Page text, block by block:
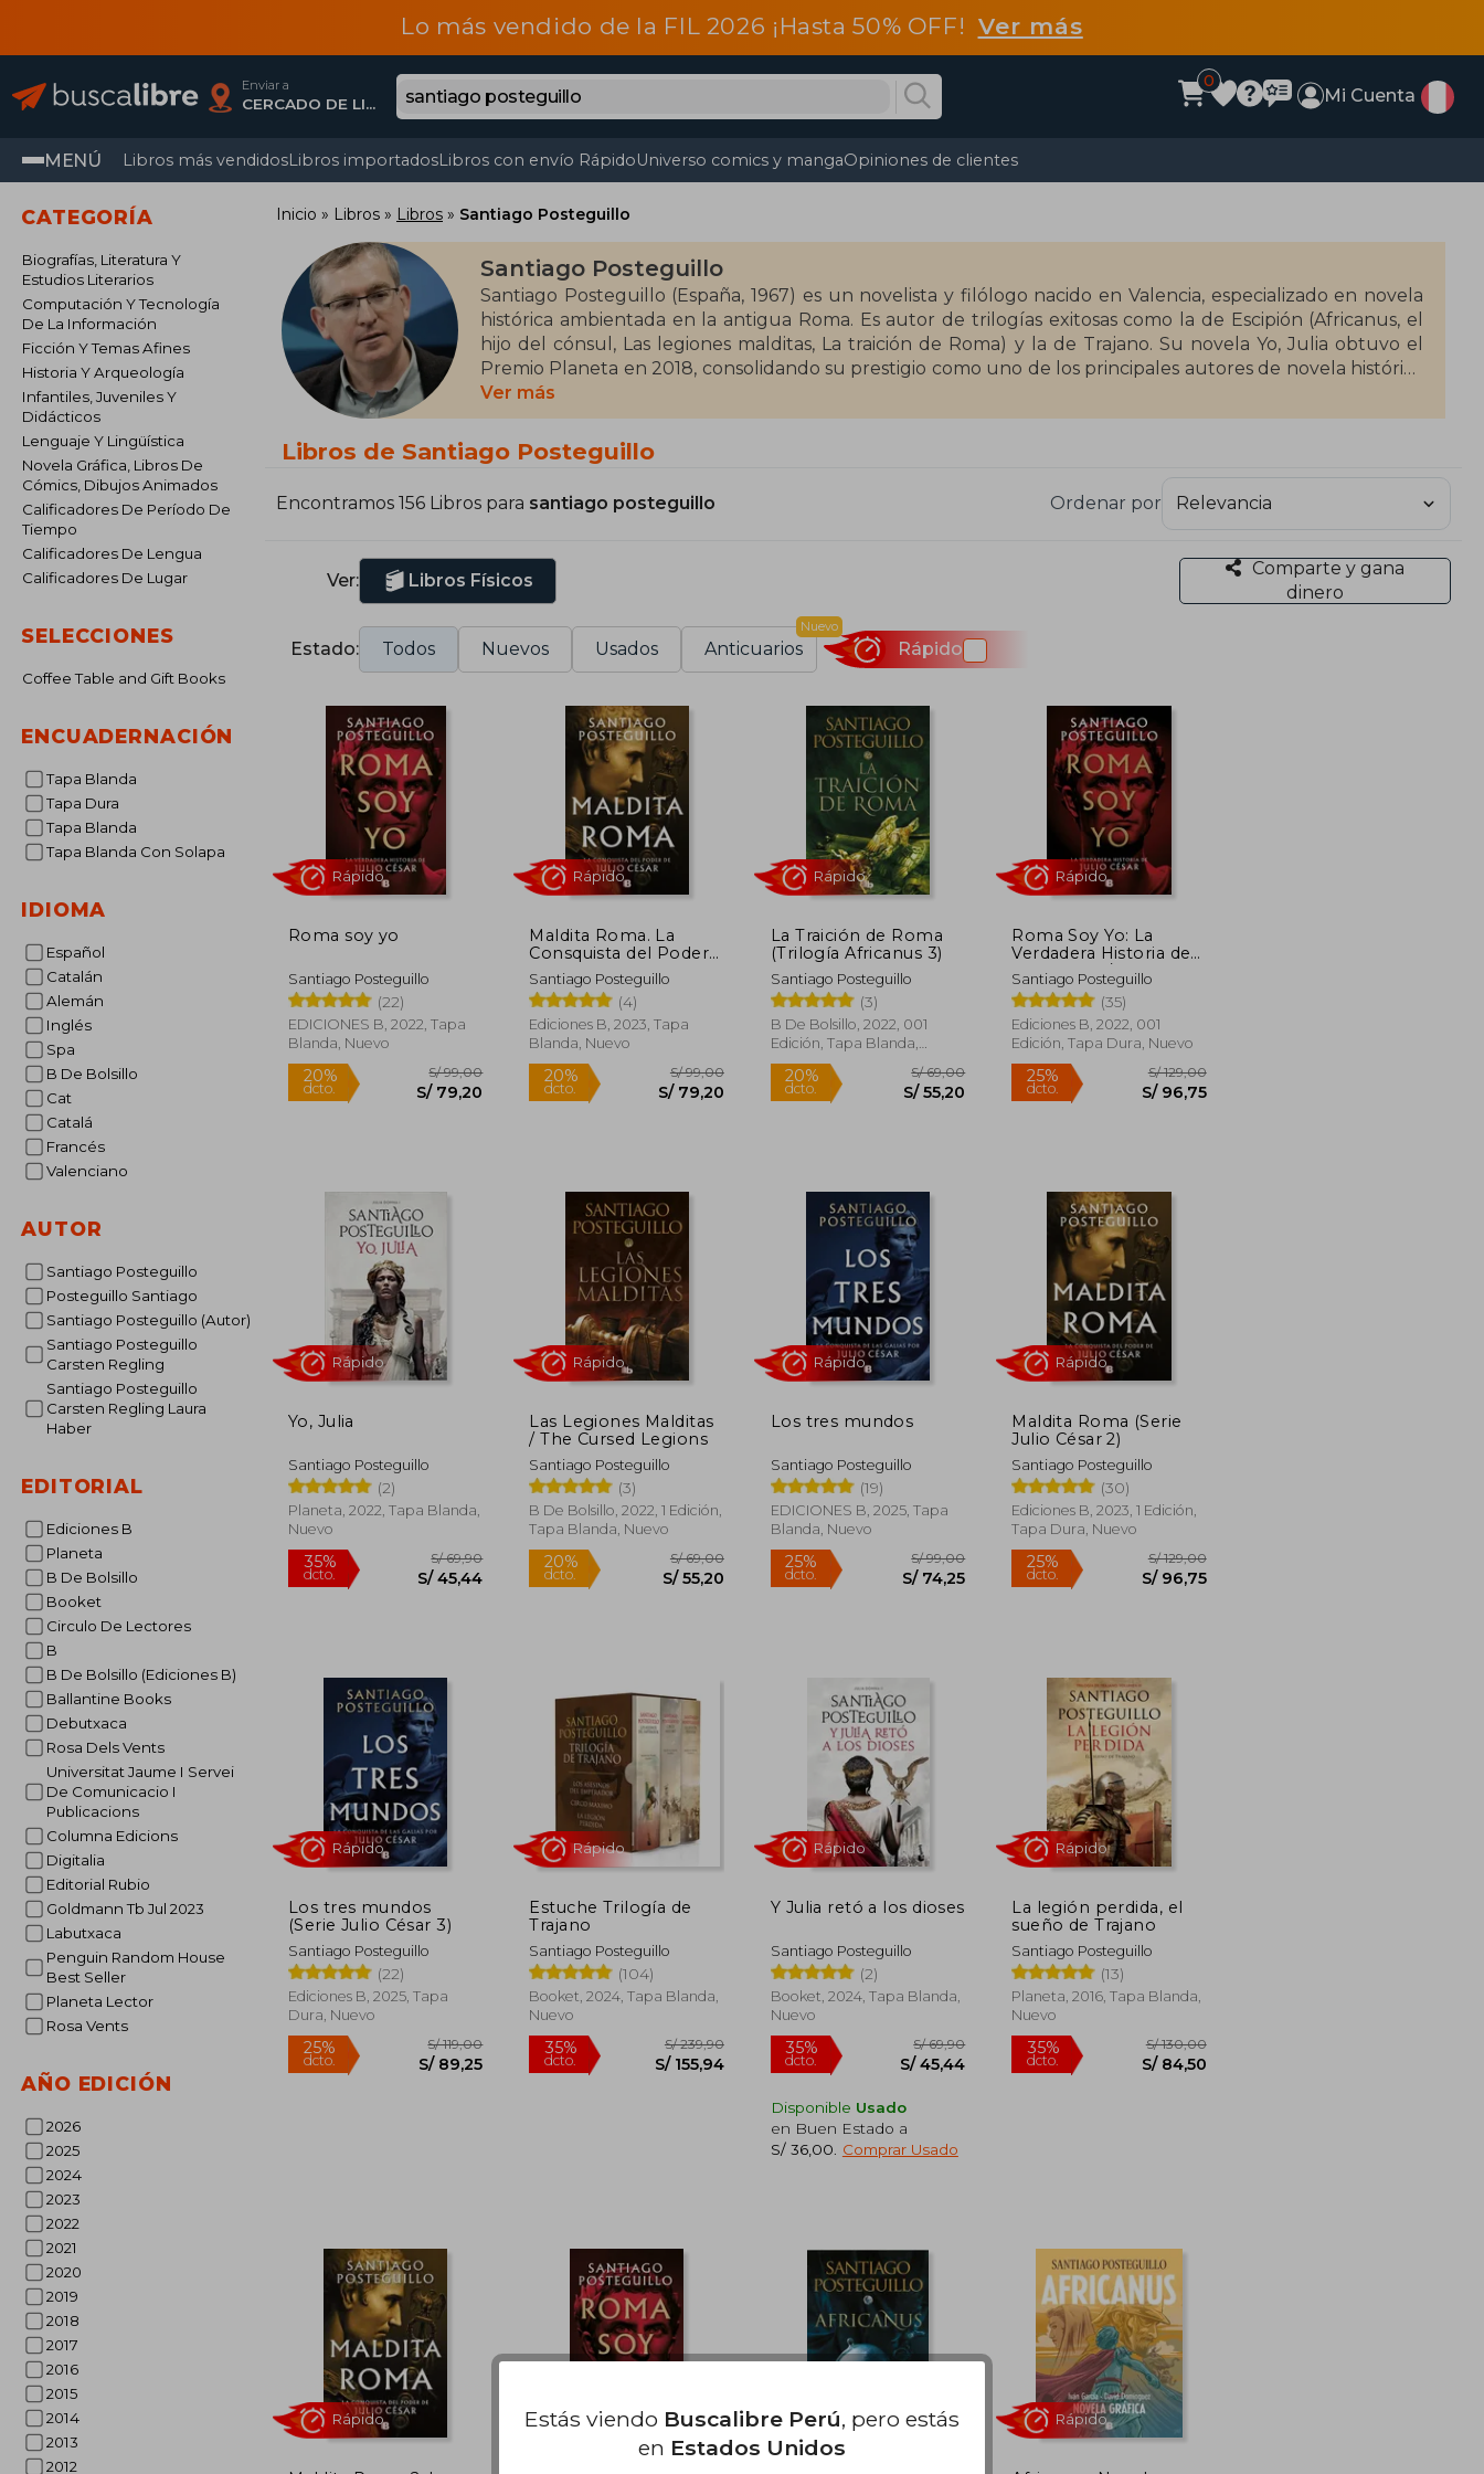
Lo más vendido de la FIL 2026 ¡Hasta 50% OFF! Ver más
Enviar a
CERCADO DE LIMA, Lima
0
Mi Cuenta
MENÚ Libros más vendidosLibros importadosLibros con envío RápidoUniverso comics y mangaOpiniones de clientes
CATEGORÍA
Biografías, Literatura Y
Estudios Literarios
Computación Y Tecnología
De La Información
Ficción Y Temas Afines
Historia Y Arqueología
Infantiles, Juveniles Y
Didácticos
Lenguaje Y Lingüística
Novela Gráfica, Libros De
Cómics, Dibujos Animados
Calificadores De Período De
Tiempo
Calificadores De Lengua
Calificadores De Lugar
SELECCIONES
Coffee Table and Gift Books
ENCUADERNACIÓN
Tapa Blanda
Tapa Dura
Tapa Blanda
Tapa Blanda Con Solapa
IDIOMA
Español
Catalán
Alemán
Inglés
Spa
B De Bolsillo
Cat
Catalá
Francés
Valenciano
AUTOR
Santiago Posteguillo
Posteguillo Santiago
Santiago Posteguillo (Autor)
Santiago Posteguillo
Carsten Regling
Santiago Posteguillo
Carsten Regling Laura
Haber
EDITORIAL
Ediciones B
Planeta
B De Bolsillo
Booket
Circulo De Lectores
B
B De Bolsillo (Ediciones B)
Ballantine Books
Debutxaca
Rosa Dels Vents
Universitat Jaume I Servei
De Comunicacio I
Publicacions
Columna Edicions
Digitalia
Editorial Rubio
Goldmann Tb Jul 2023
Labutxaca
Penguin Random House
Best Seller
Planeta Lector
Rosa Vents
AÑO EDICIÓN
2026
2025
2024
2023
2022
2021
2020
2019
2018
2017
2016
2015
2014
2013
2012
Inicio Libros Libros Santiago Posteguillo
Santiago Posteguillo
Santiago Posteguillo (España, 1967) es un novelista y filólogo nacido en Valencia, especializado en novela
histórica ambientada en la antigua Roma. Es autor de trilogías exitosas como la de Escipión (Africanus, el
hijo del cónsul, Las legiones malditas, La traición de Roma) y la de Trajano. Su novela Yo, Julia obtuvo el
Premio Planeta en 2018, consolidando su prestigio como uno de los principales autores de novela histórica
en español. Además de su labor literaria, es profesor universitario de lengua y literatura inglesa y ha
publicado numerosos ensayos académicos.
Ver más
Libros de Santiago Posteguillo
Encontramos 156 Libros para santiago posteguillo Ordenar por
Ver: Libros Físicos
Comparte y gana
dinero
Estado: Todos Nuevos Usados Anticuarios
Nuevo
Rápido
Roma soy yo
Santiago Posteguillo
(22)
EDICIONES B, 2022, Tapa
Blanda, Nuevo
20%
dcto.
Rápido
Maldita Roma. La
Consquista del Poder
de Julio César
Santiago Posteguillo
(4)
Ediciones B, 2023, Tapa
Blanda, Nuevo
20%
dcto.
Rápido
La Traición de Roma
(Trilogía Africanus 3)
Santiago Posteguillo
(3)
B De Bolsillo, 2022, 001
Edición, Tapa Blanda,
Nuevo
20%
dcto.
S/ 69,00
S/ 55,20
Rápido
Roma Soy Yo: La
Verdadera Historia de
Julio César / I Am
Rome
Santiago Posteguillo
(35)
Ediciones B, 2022, 001
Edición, Tapa Dura, Nuevo
25%
dcto.
Yo, Julia
Santiago Posteguillo
(2)
Planeta, 2022, Tapa Blanda,
Nuevo
35%
dcto.
Rápido
Las Legiones Malditas
/ The Cursed Legions
Santiago Posteguillo
(3)
B De Bolsillo, 2022, 1 Edición,
Tapa Blanda, Nuevo
20%
dcto.
Rápido
Los tres mundos
Santiago Posteguillo
(19)
EDICIONES B, 2025, Tapa
Blanda, Nuevo
25%
dcto.
S/ 99,00
Rápido
Maldita Roma (Serie
Julio César 2)
Santiago Posteguillo
(30)
Ediciones B, 2023, 1 Edición,
Tapa Dura, Nuevo
25%
dcto.
Rápido
Los tres mundos
(Serie Julio César 3)
Santiago Posteguillo
(22)
Ediciones B, 2025, Tapa
Dura, Nuevo
25%
dcto.
Estuche Trilogía de
Trajano
Santiago Posteguillo
(104)
Booket, 2024, Tapa Blanda,
Nuevo
35%
dcto.
Rápido
Y Julia retó a los dioses
Santiago Posteguillo
(2)
Booket, 2024, Tapa Blanda,
Nuevo
35%
dcto.
S/ 69,90
S/ 45,44
Rápido
Disponible Usado
en Buen Estado a
S/ 36,00
Comprar Usado
La legión perdida, el
sueño de Trajano
Santiago Posteguillo
(13)
Planeta, 2016, Tapa Blanda,
Nuevo
35%
dcto.
Rápido
Estás viendo Buscalibre Perú, pero estás
en Estados Unidos